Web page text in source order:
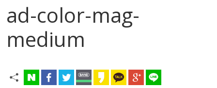
ad-color-mag-
medium